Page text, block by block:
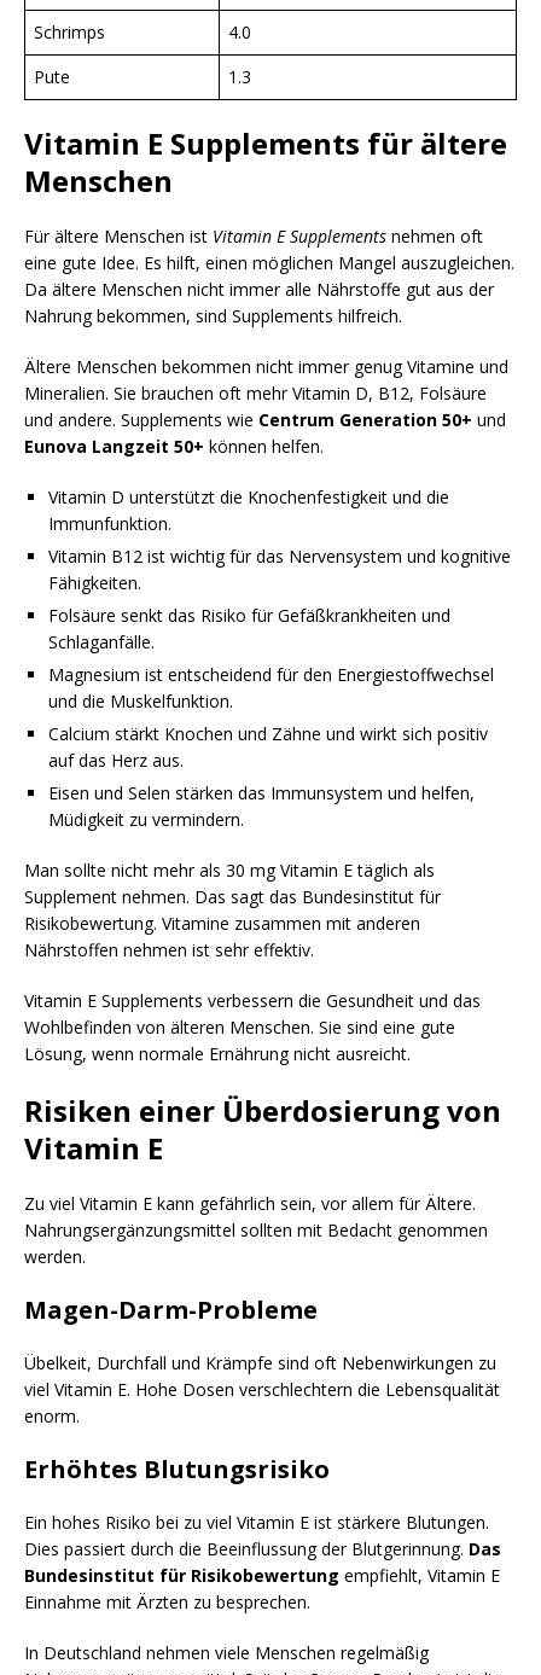
Schrimps
4.0
Pute
1.3
Vitamin E Supplements für ältere
Menschen
Für ältere Menschen ist Vitamin E Supplements nehmen oft
eine gute Idee. Es hilft, einen möglichen Mangel auszugleichen.
Da ältere Menschen nicht immer alle Nährstoffe gut aus der
Nahrung bekommen, sind Supplements hilfreich.
Ältere Menschen bekommen nicht immer genug Vitamine und
Mineralien. Sie brauchen oft mehr Vitamin D, B12, Folsäure
und andere. Supplements wie Centrum Generation 50+ und
Eunova Langzeit 50+ können helfen.
Vitamin D unterstützt die Knochenfestigkeit und die
Immunfunktion.
Vitamin B12 ist wichtig für das Nervensystem und kognitive
Fähigkeiten.
Folsäure senkt das Risiko für Gefäßkrankheiten und
Schlaganfälle.
Magnesium ist entscheidend für den Energiestoffwechsel
und die Muskelfunktion.
Calcium stärkt Knochen und Zähne und wirkt sich positiv
auf das Herz aus.
Eisen und Selen stärken das Immunsystem und helfen,
Müdigkeit zu vermindern.
Man sollte nicht mehr als 30 mg Vitamin E täglich als
Supplement nehmen. Das sagt das Bundesinstitut für
Risikobewertung. Vitamine zusammen mit anderen
Nährstoffen nehmen ist sehr effektiv.
Vitamin E Supplements verbessern die Gesundheit und das
Wohlbefinden von älteren Menschen. Sie sind eine gute
Lösung, wenn normale Ernährung nicht ausreicht.
Risiken einer Überdosierung von
Vitamin E
Zu viel Vitamin E kann gefährlich sein, vor allem für Ältere.
Nahrungsergänzungsmittel sollten mit Bedacht genommen
werden.
Magen-Darm-Probleme
Übelkeit, Durchfall und Krämpfe sind oft Nebenwirkungen zu
viel Vitamin E. Hohe Dosen verschlechtern die Lebensqualität
enorm.
Erhöhtes Blutungsrisiko
Ein hohes Risiko bei zu viel Vitamin E ist stärkere Blutungen.
Dies passiert durch die Beeinflussung der Blutgerinnung. Das
Bundesinstitut für Risikobewertung empfiehlt, Vitamin E
Einnahme mit Ärzten zu besprechen.
In Deutschland nehmen viele Menschen regelmäßig